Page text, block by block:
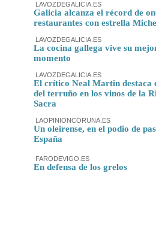
LAVOZDEGALICIA.ES
Galicia alcanza el récord de
restaurantes con estrella
LAVOZDEGALICIA.ES
La cocina gallega vive su
momento
LAVOZDEGALICIA.ES
El crítico Neal Martin destaca
del terruño en los vinos de la
Sacra
LAOPINIONCORUNA.ES
Un oleirense, en el podio de
España
FARODEVIGO.ES
En defensa de los grelos